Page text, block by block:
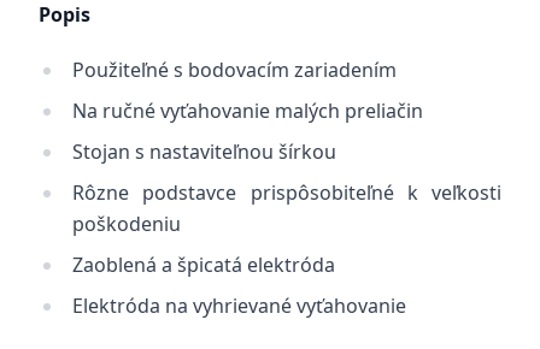
Popis
Použiteľné s bodovacím zariadením
Na ručné vyťahovanie malých preliačin
Stojan s nastaviteľnou šírkou
Rôzne podstavce prispôsobiteľné k veľkosti
poškodeniu
Zaoblená a špicatá elektróda
Elektróda na vyhrievané vyťahovanie